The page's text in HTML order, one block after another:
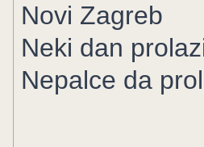
Novi Zagreb
Neki dan
Nepalce da